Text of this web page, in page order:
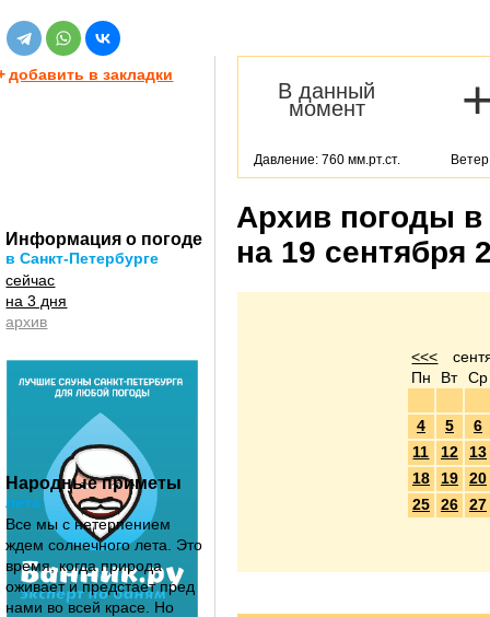
добавить в закладки
Информация о погоде
в Санкт-Петербурге
сейчас
на 3 дня
архив
Народные приметы
лета
Все мы с нетерпением
ждем солнечного лета. Это
время, когда природа
оживает и предстает пред
нами во всей красе. Но
В данный
момент
Давление: 760 мм.рт.ст.
Архив погоды в
на 19 сентября
<<<
Пн
Вт Ср
4 5
6
11
12
13
18
19
20
25
26 27